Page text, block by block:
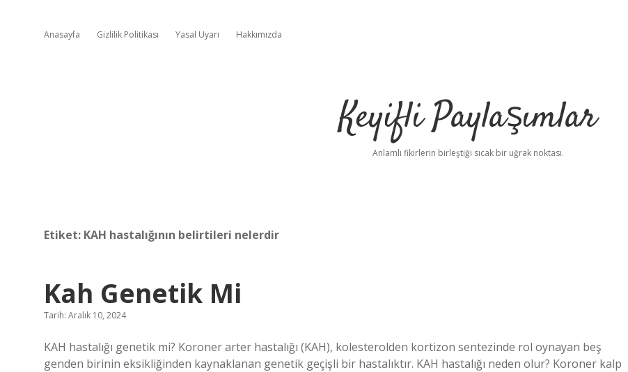
Anasayfa Gizlilik Politikası Yasal Uyarı Hakkımızda
Keyifli Paylaşımlar
Anlamlı fikirlerin birleştiği sıcak bir uğrak noktası.
Etiket: KAH hastalığının belirtileri nelerdir
Kah Genetik Mi
Tarih: Aralık 10, 2024
KAH hastalığı genetik mi? Koroner arter hastalığı (KAH), kolesterolden kortizon sentezinde rol oynayan beş
genden birinin eksikliğinden kaynaklanan genetik geçişli bir hastalıktır. KAH hastalığı neden olur? Koroner kalp